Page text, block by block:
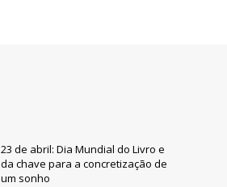
23 de abril: Dia Mundial do Livro e
da chave para a concretização de
um sonho